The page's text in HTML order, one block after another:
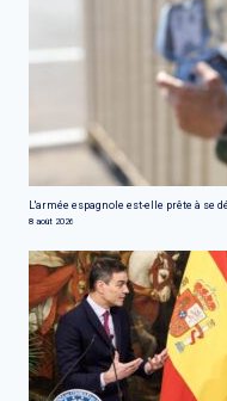
L'armée espagnole est-elle prête à se
8 août 2026